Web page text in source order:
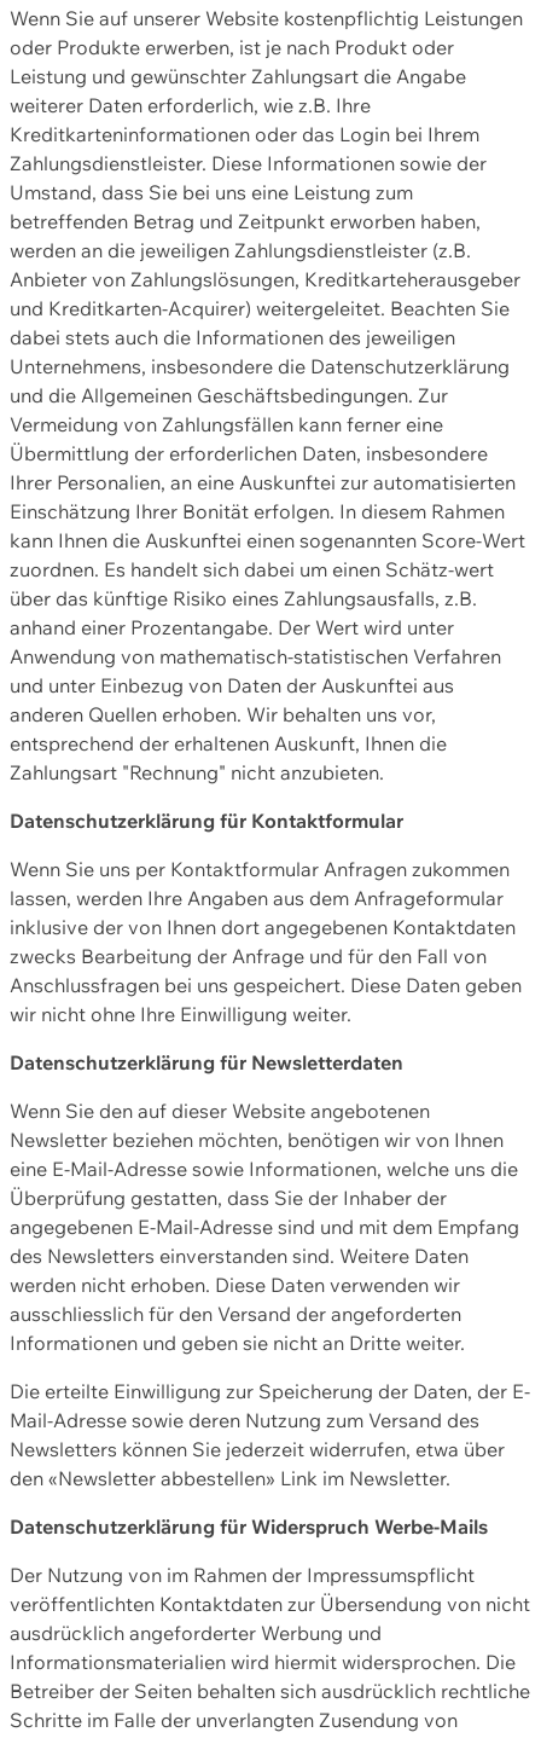
Wenn Sie auf unserer Website kostenpflichtig Leistungen
oder Produkte erwerben, ist je nach Produkt oder
Leistung und gewünschter Zahlungsart die Angabe
weiterer Daten erforderlich, wie z.B. Ihre
Kreditkarteninformationen oder das Login bei Ihrem
Zahlungsdienstleister. Diese Informationen sowie der
Umstand, dass Sie bei uns eine Leistung zum
betreffenden Betrag und Zeitpunkt erworben haben,
werden an die jeweiligen Zahlungsdienstleister (z.B.
Anbieter von Zahlungslösungen, Kreditkarteherausgeber
und Kreditkarten-Acquirer) weitergeleitet. Beachten Sie
dabei stets auch die Informationen des jeweiligen
Unternehmens, insbesondere die Datenschutzerklärung
und die Allgemeinen Geschäftsbedingungen. Zur
Vermeidung von Zahlungsfällen kann ferner eine
Übermittlung der erforderlichen Daten, insbesondere
Ihrer Personalien, an eine Auskunftei zur automatisierten
Einschätzung Ihrer Bonität erfolgen. In diesem Rahmen
kann Ihnen die Auskunftei einen sogenannten Score-Wert
zuordnen. Es handelt sich dabei um einen Schätz-wert
über das künftige Risiko eines Zahlungsausfalls, z.B.
anhand einer Prozentangabe. Der Wert wird unter
Anwendung von mathematisch-statistischen Verfahren
und unter Einbezug von Daten der Auskunftei aus
anderen Quellen erhoben. Wir behalten uns vor,
entsprechend der erhaltenen Auskunft, Ihnen die
Zahlungsart "Rechnung" nicht anzubieten.
Datenschutzerklärung für Kontaktformular
Wenn Sie uns per Kontaktformular Anfragen zukommen
lassen, werden Ihre Angaben aus dem Anfrageformular
inklusive der von Ihnen dort angegebenen Kontaktdaten
zwecks Bearbeitung der Anfrage und für den Fall von
Anschlussfragen bei uns gespeichert. Diese Daten geben
wir nicht ohne Ihre Einwilligung weiter.
Datenschutzerklärung für Newsletterdaten
Wenn Sie den auf dieser Website angebotenen
Newsletter beziehen möchten, benötigen wir von Ihnen
eine E-Mail-Adresse sowie Informationen, welche uns die
Überprüfung gestatten, dass Sie der Inhaber der
angegebenen E-Mail-Adresse sind und mit dem Empfang
des Newsletters einverstanden sind. Weitere Daten
werden nicht erhoben. Diese Daten verwenden wir
ausschliesslich für den Versand der angeforderten
Informationen und geben sie nicht an Dritte weiter.
Die erteilte Einwilligung zur Speicherung der Daten, der E-
Mail-Adresse sowie deren Nutzung zum Versand des
Newsletters können Sie jederzeit widerrufen, etwa über
den «Newsletter abbestellen» Link im Newsletter.
Datenschutzerklärung für Widerspruch Werbe-Mails
Der Nutzung von im Rahmen der Impressumspflicht
veröffentlichten Kontaktdaten zur Übersendung von nicht
ausdrücklich angeforderter Werbung und
Informationsmaterialien wird hiermit widersprochen. Die
Betreiber der Seiten behalten sich ausdrücklich rechtliche
Schritte im Falle der unverlangten Zusendung von